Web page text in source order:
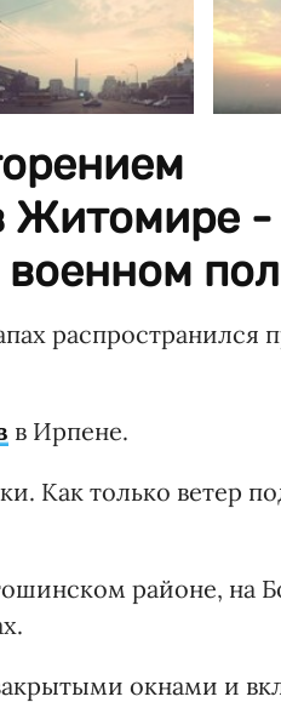
Житомире -
распространился
в Ирпене.
Как только ветер
районе, на
окнами и